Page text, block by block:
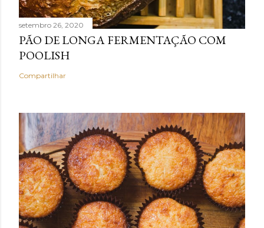
setembro 26, 2020
PÃO DE LONGA FERMENTAÇÃO COM
POOLISH
Compartilhar